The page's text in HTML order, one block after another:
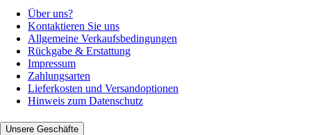
Über uns?
Kontaktieren Sie uns
Allgemeine Verkaufsbedingungen
Rückgabe & Erstattung
Impressum
Zahlungsarten
Lieferkosten und Versandoptionen
Hinweis zum Datenschutz
Unsere Geschäfte